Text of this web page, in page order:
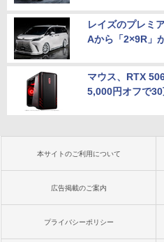
レイズのプレミ
Aから「2×9R」
マウス、RTX
5,000円オフで30
本サイトのご利用について
広告掲載のご案内
プライバシーポリシー